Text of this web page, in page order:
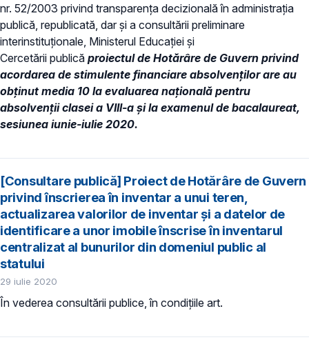
nr. 52/2003 privind transparenţa decizională în administraţia
publică, republicată, dar și a consultării preliminare
interinstituționale, Ministerul Educaţiei și
Cercetării publică proiectul de Hotărâre de Guvern privind
acordarea de stimulente financiare absolvenților are au
obținut media 10 la evaluarea națională pentru
absolvenții clasei a VIII-a și la examenul de bacalaureat,
sesiunea iunie-iulie 2020.
[Consultare publică] Proiect de Hotărâre de Guvern
privind înscrierea în inventar a unui teren,
actualizarea valorilor de inventar și a datelor de
identificare a unor imobile înscrise în inventarul
centralizat al bunurilor din domeniul public al
statului
29 iulie 2020
În vederea consultării publice, în condiţiile art.